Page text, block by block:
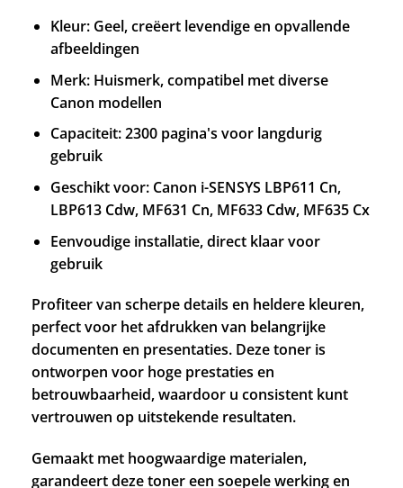
Kleur: Geel, creëert levendige en opvallende
afbeeldingen
Merk: Huismerk, compatibel met diverse
Canon modellen
Capaciteit: 2300 pagina's voor langdurig
gebruik
Geschikt voor: Canon i-SENSYS LBP611 Cn,
LBP613 Cdw, MF631 Cn, MF633 Cdw, MF635 Cx
Eenvoudige installatie, direct klaar voor
gebruik
Profiteer van scherpe details en heldere kleuren,
perfect voor het afdrukken van belangrijke
documenten en presentaties. Deze toner is
ontworpen voor hoge prestaties en
betrouwbaarheid, waardoor u consistent kunt
vertrouwen op uitstekende resultaten.
Gemaakt met hoogwaardige materialen,
garandeert deze toner een soepele werking en